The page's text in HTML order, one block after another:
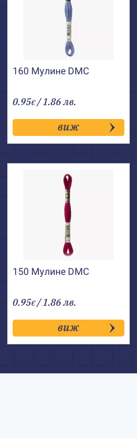
160 Мулине DMC
0.95€ / 1.86 лв.
виж
150 Мулине DMC
0.95€ / 1.86 лв.
виж